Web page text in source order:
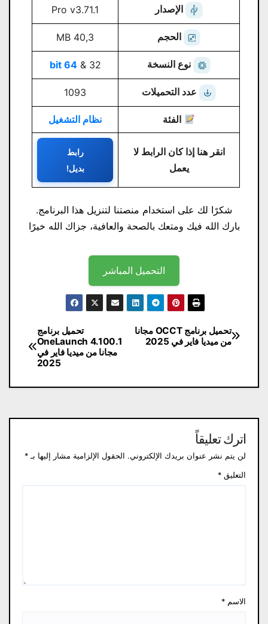
الإصدار Pro v3.71.1
الحجم 40,3 MB
نوع النسخة 32 &
64 bit
عدد التحميلات 1093
الفئة نظام التشغيل
انقر هنا إذا كان الرابط لا
يعمل
رابط
بديل!
شكرًا لك على استخدام منصتنا لتنزيل هذا البرنامج.
بارك الله فيك ومتعك بالصحة والعافية، جزاك الله خيرًا
التحميل المباشر
تصفّح
المقالات
تحميل برنامج
OneLaunch 4.100.1
مجانا من ميديا ​​فاير في
2025
تحميل برنامج OCCT مجانا
من ميديا ​​فاير في 2025
اترك تعليقاً
لن يتم نشر عنوان بريدك الإلكتروني. الحقول الإلزامية مشار إليها بـ *
التعليق *
الاسم *